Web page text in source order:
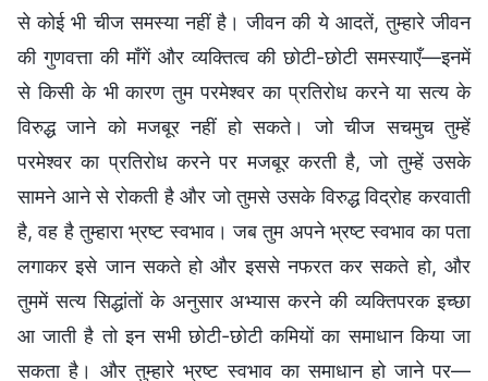
से कोई भी चीज समस्या नहीं है। जीवन की ये आदतें, तुम्हारे जीवन
की गुणवत्ता की माँगें और व्यक्तित्व की छोटी-छोटी समस्याएँ—इनमें
से किसी के भी कारण तुम परमेश्वर का प्रतिरोध करने या सत्य के
विरुद्ध जाने को मजबूर नहीं हो सकते। जो चीज सचमुच तुम्हें
परमेश्वर का प्रतिरोध करने पर मजबूर करती है, जो तुम्हें उसके
सामने आने से रोकती है और जो तुमसे उसके विरुद्ध विद्रोह करवाती
है, वह है तुम्हारा भ्रष्ट स्वभाव। जब तुम अपने भ्रष्ट स्वभाव का पता
लगाकर इसे जान सकते हो और इससे नफरत कर सकते हो, और
तुममें सत्य सिद्धांतों के अनुसार अभ्यास करने की व्यक्तिपरक इच्छा
आ जाती है तो इन सभी छोटी-छोटी कमियों का समाधान किया जा
सकता है। और तुम्हारे भ्रष्ट स्वभाव का समाधान हो जाने पर—